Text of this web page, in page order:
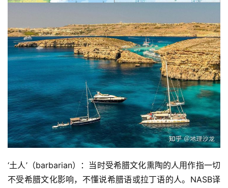
‘土人’（barbarian）：当时受希腊文化熏陶的人用作指一切
不受希腊文化影响，不懂说希腊语或拉丁语的人。NASB译